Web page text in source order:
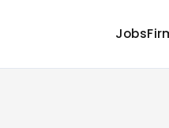
Jobs